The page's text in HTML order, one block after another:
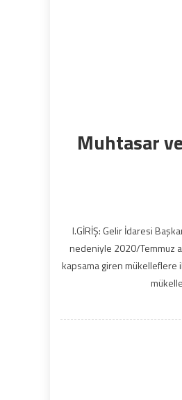
Muhtasar
I.GİRİŞ: Gelir İdaresi
nedeniyle 2020/Temmuz
kapsama giren mükelleflere